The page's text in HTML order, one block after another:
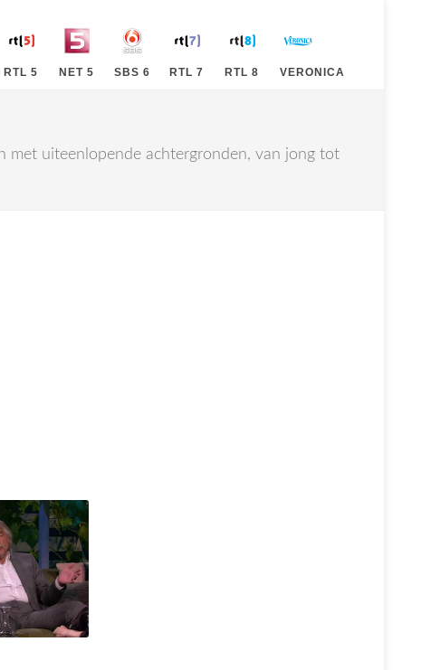
RTL 5 NET 5 SBS 6 RTL 7 RTL 8 VERONICA
met uiteenlopende achtergronden, van jong tot